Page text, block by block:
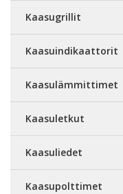
Kaasugrillit
Kaasuindikaattorit
Kaasulämmittimet
Kaasuletkut
Kaasuliedet
Kaasupolttimet